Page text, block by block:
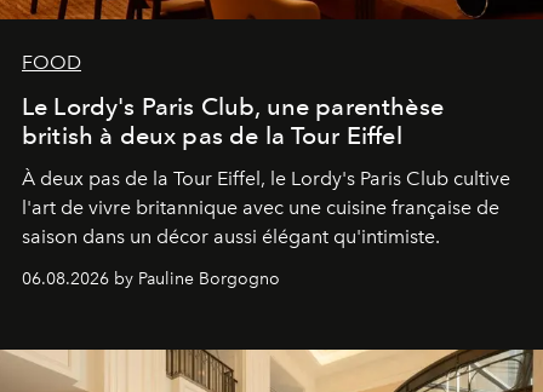
FOOD
Le Lordy's Paris Club, une parenthèse
british à deux pas de la Tour Eiffel
À deux pas de la Tour Eiffel, le Lordy's Paris Club cultive
l'art de vivre britannique avec une cuisine française de
saison dans un décor aussi élégant qu'intimiste.
06.08.2026 by Pauline Borgogno